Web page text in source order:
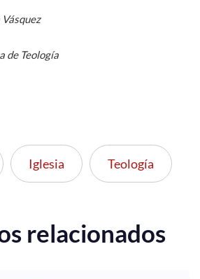
de Teología
Iglesia Teología
relacionados